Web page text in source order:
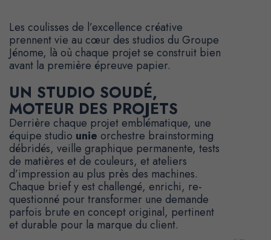
Les coulisses de l’excellence créative
prennent vie au cœur des studios du Groupe
Jénome, là où chaque projet se construit bien
avant la première épreuve papier.
UN STUDIO SOUDÉ,
MOTEUR DES PROJETS
Derrière chaque projet emblématique, une
équipe studio unie orchestre brainstorming
débridés, veille graphique permanente, tests
de matières et de couleurs, et ateliers
d’impression au plus près des machines.
Chaque brief y est challengé, enrichi, re-
questionné pour transformer une demande
parfois brute en concept original, pertinent
et durable pour la marque du client.